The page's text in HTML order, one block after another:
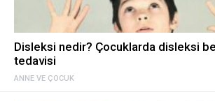
ANNE VE ÇOCUK
Disleksi nedir? Çocuklarda disleksi
tedavisi